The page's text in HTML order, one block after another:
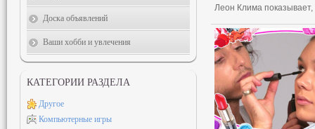
Леон Клима показывает,
Доска объявлений
Ваши хобби и увлечения
КАТЕГОРИИ РАЗДЕЛА
Другое
Компьютерные игры